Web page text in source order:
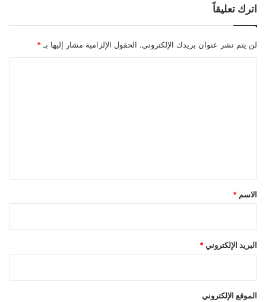
اترك تعليقاً
لن يتم نشر عنوان بريدك الإلكتروني. الحقول الإلزامية مشار إليها بـ *
*
الاسم *
البريد الإلكتروني *
الموقع الإلكتروني